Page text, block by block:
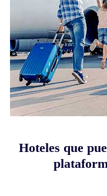
Hoteles que